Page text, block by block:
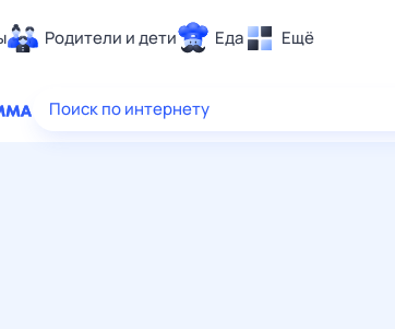
Родители и дети Еда Ещё
Здоровье
Поиск по интернету